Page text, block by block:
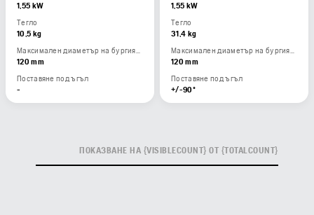
1,55 kW
Тегло
10,5 kg
Максимален диаметър на бургията
120 mm
Поставяне под ъгъл
-
1,55 kW
Тегло
31,4 kg
Максимален диаметър на бургията
120 mm
Поставяне под ъгъл
+/-90º
ПОКАЗВАНЕ НА {VISIBLECOUNT} ОТ {TOTALCOUNT}